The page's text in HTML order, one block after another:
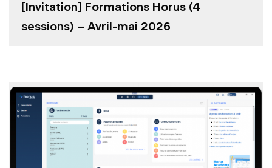
[Invitation] Formations Horus (4
sessions) – Avril-mai 2026